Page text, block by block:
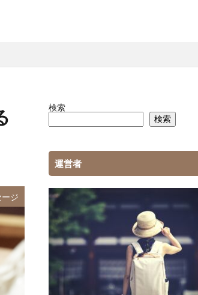
ージ
検索
検索
運営者